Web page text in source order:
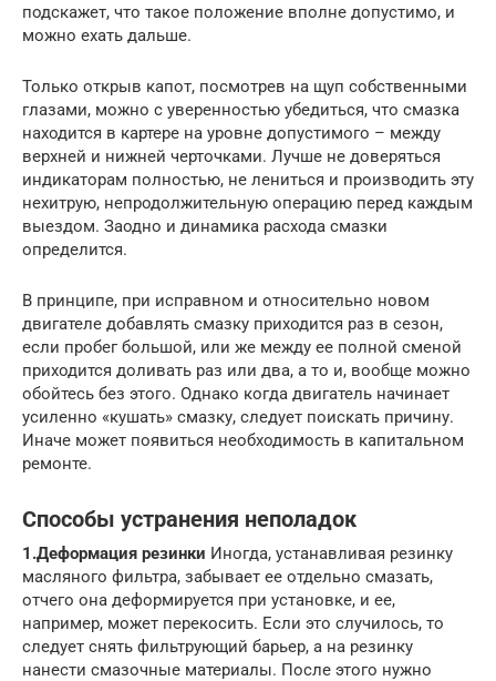
подскажет, что такое положение вполне допустимо, и
можно ехать дальше.
Только открыв капот, посмотрев на щуп собственными
глазами, можно с уверенностью убедиться, что смазка
находится в картере на уровне допустимого – между
верхней и нижней черточками. Лучше не доверяться
индикаторам полностью, не лениться и производить эту
нехитрую, непродолжительную операцию перед каждым
выездом. Заодно и динамика расхода смазки
определится.
В принципе, при исправном и относительно новом
двигателе добавлять смазку приходится раз в сезон,
если пробег большой, или же между ее полной сменой
приходится доливать раз или два, а то и, вообще можно
обойтесь без этого. Однако когда двигатель начинает
усиленно «кушать» смазку, следует поискать причину.
Иначе может появиться необходимость в капитальном
ремонте.
Способы устранения неполадок
1.Деформация резинки Иногда, устанавливая резинку
масляного фильтра, забывает ее отдельно смазать,
отчего она деформируется при установке, и ее,
например, может перекосить. Если это случилось, то
следует снять фильтрующий барьер, а на резинку
нанести смазочные материалы. После этого нужно